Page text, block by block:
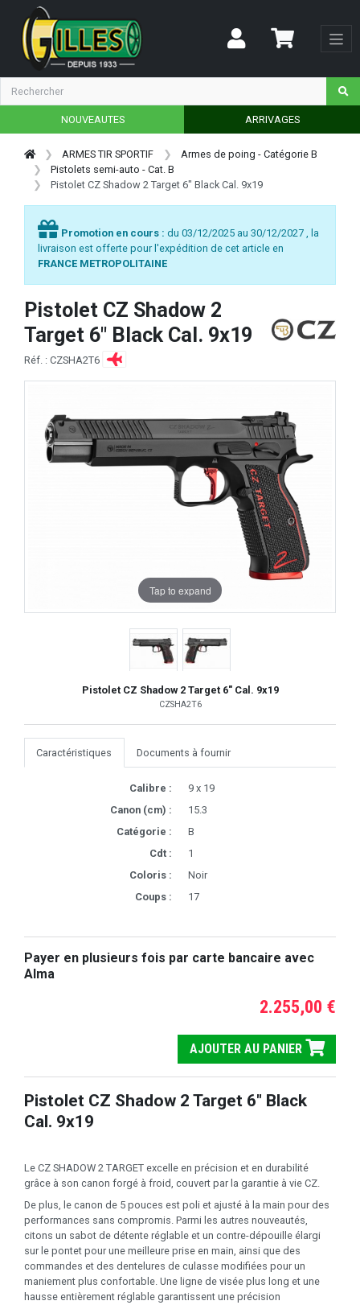
NOUVEAUTES ARRIVAGES
ARMES TIR SPORTIF
Armes de poing - Catégorie B
Pistolets semi-auto - Cat. B
Pistolet CZ Shadow 2 Target 6" Black Cal. 9x19
Promotion en cours : du 03/12/2025 au 30/12/2027 , la
livraison est offerte pour l'expédition de cet article en
FRANCE METROPOLITAINE
Pistolet CZ Shadow 2
Target 6" Black Cal. 9x19
Réf. : CZSHA2T6
Tap to expand
Pistolet CZ Shadow 2 Target 6" Cal. 9x19
CZSHA2T6
Caractéristiques Documents à fournir
Calibre :
9 x 19
Canon (cm) :
15.3
Catégorie :
B
Cdt :
1
Coloris :
Noir
Coups :
17
Payer en plusieurs fois par carte bancaire avec
Alma
2.255,00 €
AJOUTER AU PANIER
Pistolet CZ Shadow 2 Target 6" Black
Cal. 9x19
Le CZ SHADOW 2 TARGET excelle en précision et en durabilité
grâce à son canon forgé à froid, couvert par la garantie à vie CZ.
De plus, le canon de 5 pouces est poli et ajusté à la main pour des
performances sans compromis. Parmi les autres nouveautés,
citons un sabot de détente réglable et un contre-dépouille élargi
sur le pontet pour une meilleure prise en main, ainsi que des
commandes et des dentelures de culasse modifiées pour un
maniement plus confortable. Une ligne de visée plus long et une
hausse entièrement réglable garantissent une précision